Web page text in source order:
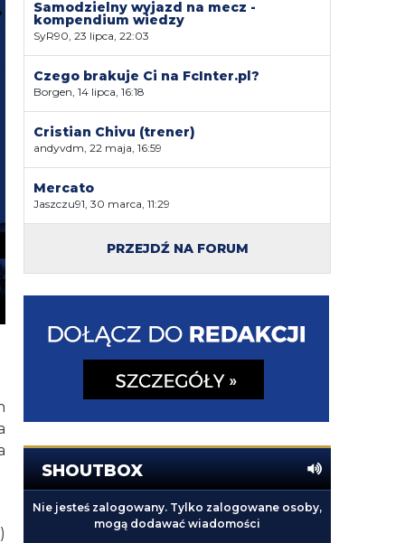
Samodzielny wyjazd na mecz -
kompendium wiedzy
SyR90, 23 lipca, 22:03
Czego brakuje Ci na FcInter.pl?
Borgen, 14 lipca, 16:18
Cristian Chivu (trener)
andyvdm, 22 maja, 16:59
Mercato
Jaszczu91, 30 marca, 11:29
PRZEJDŹ NA FORUM
SHOUTBOX
Nie jesteś zalogowany. Tylko zalogowane osoby,
mogą dodawać wiadomości